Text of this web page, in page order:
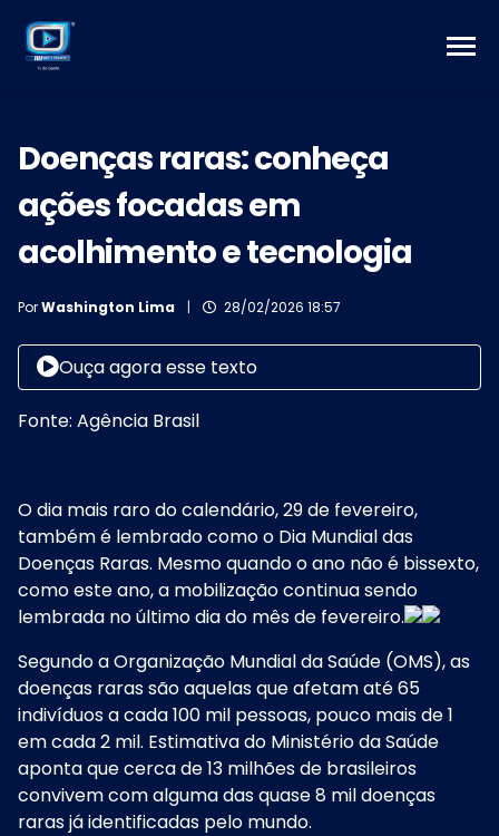
Doenças raras: conheça
ações focadas em
acolhimento e tecnologia
PorWashington Lima | 28/02/2026 18:57
Ouça agora esse texto
Fonte: Agência Brasil
O dia mais raro do calendário, 29 de fevereiro,
também é lembrado como o Dia Mundial das
Doenças Raras. Mesmo quando o ano não é bissexto,
como este ano, a mobilização continua sendo
lembrada no último dia do mês de fevereiro.
Segundo a Organização Mundial da Saúde (OMS), as
doenças raras são aquelas que afetam até 65
indivíduos a cada 100 mil pessoas, pouco mais de 1
em cada 2 mil. Estimativa do Ministério da Saúde
aponta que cerca de 13 milhões de brasileiros
convivem com alguma das quase 8 mil doenças
raras já identificadas pelo mundo.